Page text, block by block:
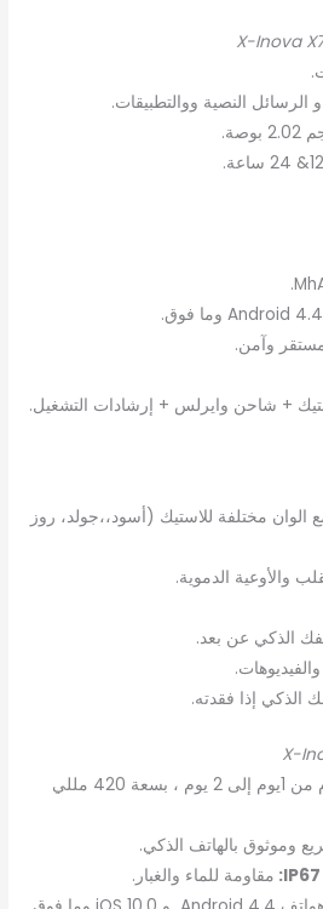
X-Inova
الرسائل النصية ووالتطبيقات.
الوان مختلفة للاستيك (أسود،،جولد، روز
والأوعية الدموية.
الذكي عن بعد.
الذكي إذا فقدته.
X-
أستخدام من 1يوم إلى 2 يوم ، بسعة 420 مللي
وموثوق بالهاتف الذكي.
مقاومة للماء والغبار.